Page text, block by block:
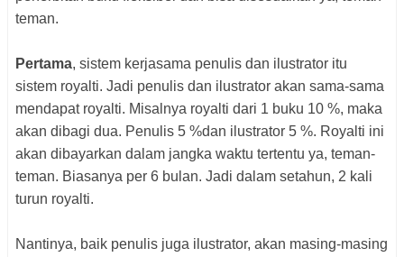
teman.
Pertama, sistem kerjasama penulis dan ilustrator itu
sistem royalti. Jadi penulis dan ilustrator akan sama-sama
mendapat royalti. Misalnya royalti dari 1 buku 10 %, maka
akan dibagi dua. Penulis 5 %dan ilustrator 5 %. Royalti ini
akan dibayarkan dalam jangka waktu tertentu ya, teman-
teman. Biasanya per 6 bulan. Jadi dalam setahun, 2 kali
turun royalti.
Nantinya, baik penulis juga ilustrator, akan masing-masing